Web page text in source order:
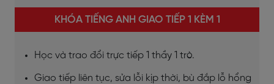
KHÓA TIẾNG ANH GIAO TIẾP 1 KÈM 1
Học và trao đổi trực tiếp 1 thầy 1 trò.
Giao tiếp liên tục, sửa lỗi kịp thời, bù đắp lỗ hổng